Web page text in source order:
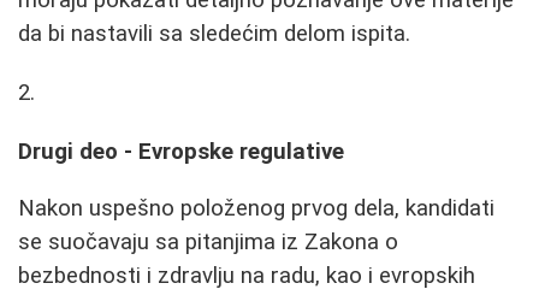
da bi nastavili sa sledećim delom ispita.
Drugi deo - Evropske regulative
Nakon uspešno položenog prvog dela, kandidati
se suočavaju sa pitanjima iz Zakona o
bezbednosti i zdravlju na radu, kao i evropskih